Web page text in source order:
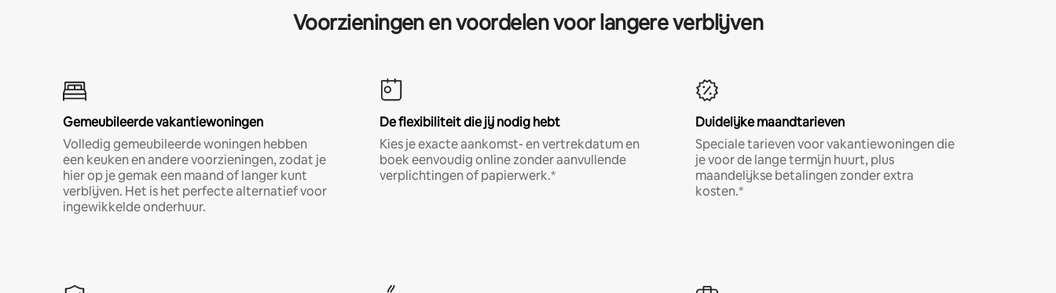
Voorzieningen en voordelen voor langere verblijven
Gemeubileerde vakantiewoningen
Volledig gemeubileerde woningen hebben
een keuken en andere voorzieningen, zodat je
hier op je gemak een maand of langer kunt
verblijven. Het is het perfecte alternatief voor
ingewikkelde onderhuur.
De flexibiliteit die jij nodig hebt
Kies je exacte aankomst- en vertrekdatum en
boek eenvoudig online zonder aanvullende
verplichtingen of papierwerk.*
Duidelijke maandtarieven
Speciale tarieven voor vakantiewoningen die
je voor de lange termijn huurt, plus
maandelijkse betalingen zonder extra
kosten.*